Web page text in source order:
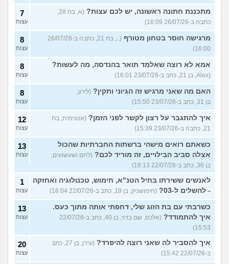
מתכננת חתונה ראשונה, יש לכם עצות?
(א, בת 28,
כתבה ב-26/07/26 16:09)
7
עצות
מרגישה חוסר בטחון מטורף
(.., בת 21, כתבה ב-26/07/26
16:00)
8
עצות
אמא לא רוצה שאלמד תואר בהנדסה, מה לעשות?
(Alex, בן 21, כתב ב-23/07/26 16:01)
8
עצות
האם מה שאני מרגיש זה הגיוני ותקין? (לירון,
בן 31, כתב ב-23/07/26 15:50)
8
עצות
איך להתגבר על רצון לקשר לפני הזמן? (אנונימית, בת
21, כתבה ב-23/07/26 15:39)
12
עצות
כשאתם רואים מישהי ברשתות החברתיות שהכול
אצלה סביב הבילויים, זה מוריד לכם? (לחם ושעשועים,
בן 36, כתב ב-22/07/26 16:13)
13
עצות
לאנשים ששירתו בחיל הטנ"א, חימוש, טכנולוגיה ואחזקה
- להשלים ל-03?
(חימושניק, בן 19, כתב ב-22/07/26 16:04)
1
עצות
כשרבתי עם בת הזוג שלי, דחפתי אותה מתוך כעס.
איך להתמודד?
(אלכס, שם בדוי, בן 40, כתב ב-22/07/26
15:53)
13
עצות
איך להסביר לה שאני רוצה להיפרד?
(עידן, בן 27, כתב
ב-22/07/26 15:42)
20
עצות